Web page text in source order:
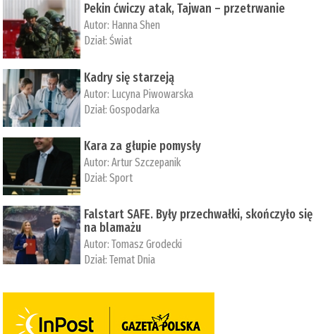
Pekin ćwiczy atak, Tajwan – przetrwanie
Autor: ­Hanna Shen
Dział:Świat
Kadry się starzeją
Autor: Lucyna Piwowarska
Dział:Gospodarka
Kara za głupie pomysły
Autor:Artur Szczepanik
Dział:Sport
Falstart SAFE. Były przechwałki, skończyło się
na blamażu
Autor:Tomasz Grodecki
Dział:Temat Dnia